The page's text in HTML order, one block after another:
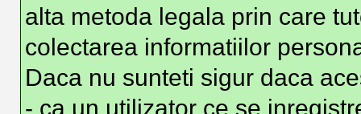
alta metoda legala prin care
colectarea informatiilor
Daca nu sunteti sigur daca
- ca un utilizator ce se